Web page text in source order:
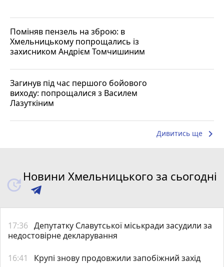
Поміняв пензель на зброю: в
Хмельницькому попрощались із
захисником Андрієм Томчишиним
Загинув під час першого бойового
виходу: попрощалися з Василем
Лазуткіним
Дивитись ще keyboard_arrow_right
Новини Хмельницького за сьогодні
17:36 Депутатку Славутської міськради засудили за
недостовірне декларування
16:41 Крупі знову продовжили запобіжний захід